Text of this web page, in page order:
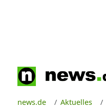
news.de Aktuelles